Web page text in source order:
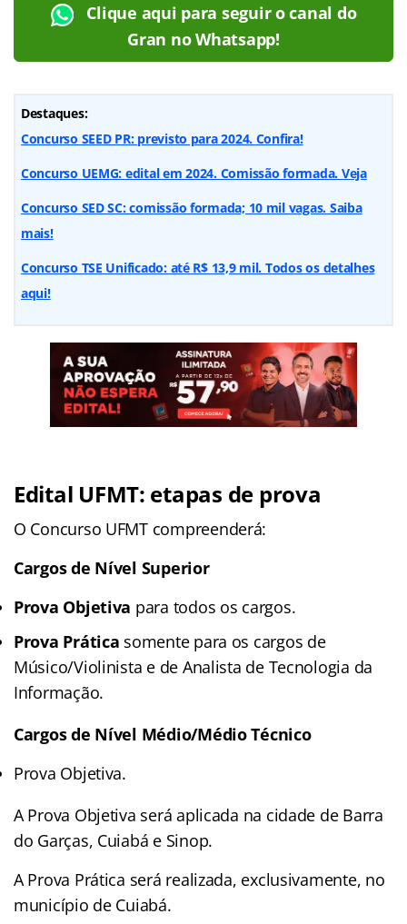
Clique aqui para seguir o canal do
Gran no Whatsapp!
Destaques:
Concurso SEED PR: previsto para 2024. Confira!
Concurso UEMG: edital em 2024. Comissão formada. Veja
Concurso SED SC: comissão formada; 10 mil vagas. Saiba
mais!
Concurso TSE Unificado: até R$ 13,9 mil. Todos os detalhes
aqui!
Edital UFMT: etapas de prova
O Concurso UFMT compreenderá:
Cargos de Nível Superior
Prova Objetiva para todos os cargos.
Prova Prática somente para os cargos de
Músico/Violinista e de Analista de Tecnologia da
Informação.
Cargos de Nível Médio/Médio Técnico
Prova Objetiva.
A Prova Objetiva será aplicada na cidade de Barra
do Garças, Cuiabá e Sinop.
A Prova Prática será realizada, exclusivamente, no
município de Cuiabá.